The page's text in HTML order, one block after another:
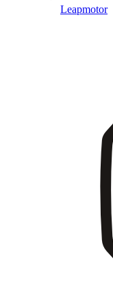
Leapmotor